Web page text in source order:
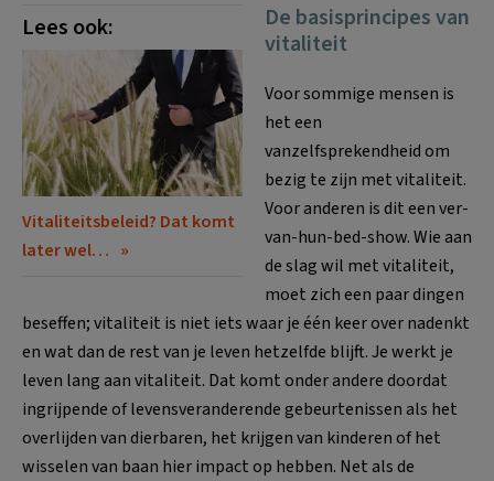
Lees ook:
Vitaliteitsbeleid? Dat komt
later wel…
De basisprincipes van
vitaliteit
Voor sommige mensen is
het een
vanzelfsprekendheid om
bezig te zijn met vitaliteit.
Voor anderen is dit een ver-
van-hun-bed-show. Wie aan
de slag wil met vitaliteit,
moet zich een paar dingen
beseffen; vitaliteit is niet iets waar je één keer over nadenkt
en wat dan de rest van je leven hetzelfde blijft. Je werkt je
leven lang aan vitaliteit. Dat komt onder andere doordat
ingrijpende of levensveranderende gebeurtenissen als het
overlijden van dierbaren, het krijgen van kinderen of het
wisselen van baan hier impact op hebben. Net als de